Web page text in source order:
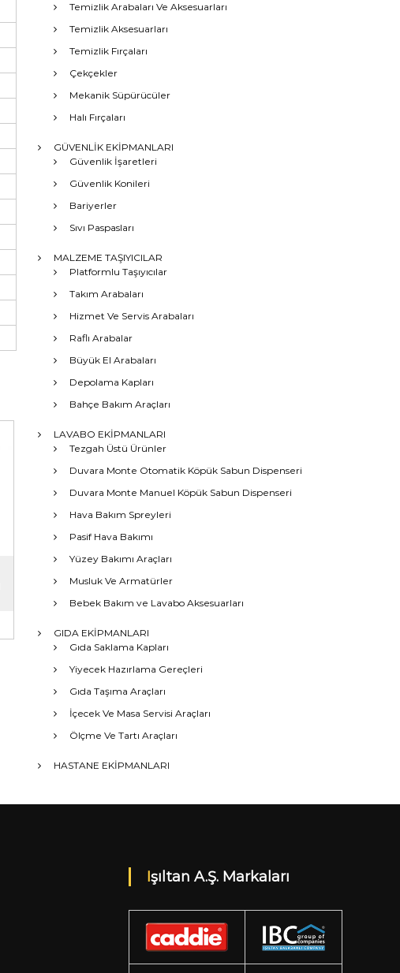
Temizlik Arabaları Ve Aksesuarları
Temizlik Aksesuarları
Temizlik Fırçaları
Çekçekler
Mekanik Süpürücüler
Halı Fırçaları
GÜVENLİK EKİPMANLARI
Güvenlik İşaretleri
Güvenlik Konileri
Bariyerler
Sıvı Paspasları
MALZEME TAŞIYICILAR
Platformlu Taşıyıcılar
Takım Arabaları
Hizmet Ve Servis Arabaları
Raflı Arabalar
Büyük El Arabaları
Depolama Kapları
Bahçe Bakım Araçları
LAVABO EKİPMANLARI
Tezgah Üstü Ürünler
Duvara Monte Otomatik Köpük Sabun Dispenseri
Duvara Monte Manuel Köpük Sabun Dispenseri
Hava Bakım Spreyleri
Pasif Hava Bakımı
Yüzey Bakımı Araçları
Musluk Ve Armatürler
Bebek Bakım ve Lavabo Aksesuarları
GIDA EKİPMANLARI
Gıda Saklama Kapları
Yiyecek Hazırlama Gereçleri
Gıda Taşıma Araçları
İçecek Ve Masa Servisi Araçları
Ölçme Ve Tartı Araçları
HASTANE EKİPMANLARI
Işıltan A.Ş. Markaları